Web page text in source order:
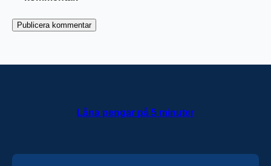
Låna pengar på 5 minuter